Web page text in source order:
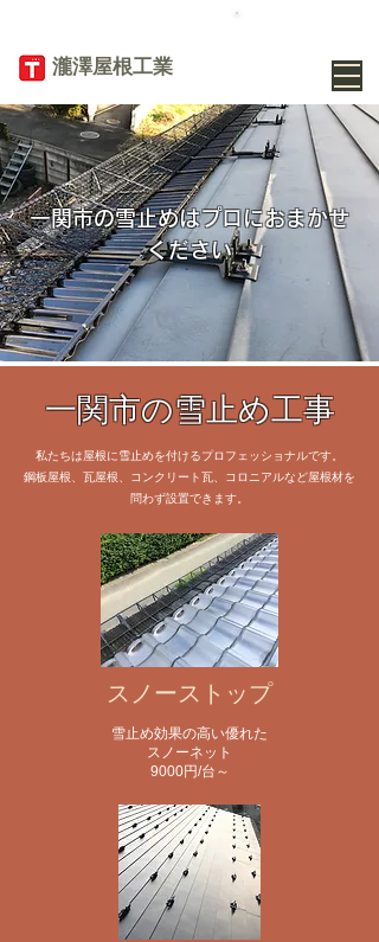
​瀧澤屋根工業
一関市の雪止めはプロにおまかせ
ください
一関市の雪止め工事
私たちは屋根に雪止めを付けるプロフェッショナルです。
鋼板屋根、瓦屋根、コンクリート瓦、コロニアルなど屋根材を
問わず設置できます。
スノーストップ
雪止め効果の高い優れた
スノーネット
​9000円/台～